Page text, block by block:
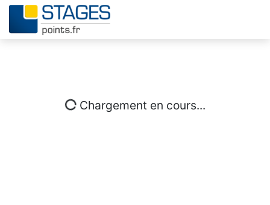
Chargement en cours...